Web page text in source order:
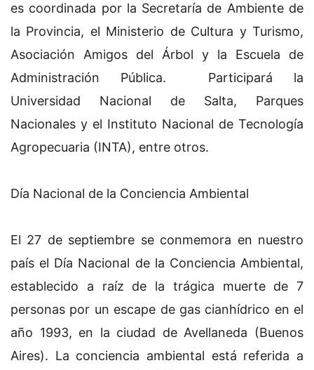
es coordinada por la Secretaría de Ambiente de
la Provincia, el Ministerio de Cultura y Turismo,
Asociación Amigos del Árbol y la Escuela de
Administración Pública. Participará la
Universidad Nacional de Salta, Parques
Nacionales y el Instituto Nacional de Tecnología
Agropecuaria (INTA), entre otros.
Día Nacional de la Conciencia Ambiental
El 27 de septiembre se conmemora en nuestro
país el Día Nacional de la Conciencia Ambiental,
establecido a raíz de la trágica muerte de 7
personas por un escape de gas cianhídrico en el
año 1993, en la ciudad de Avellaneda (Buenos
Aires). La conciencia ambiental está referida a